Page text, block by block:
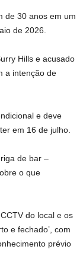
de 30 anos em um
de 2026.
Hills e acusado
a intenção de
e deve
em 16 de julho.
de bar –
o que
do local e os
e fechado’, com
prévio